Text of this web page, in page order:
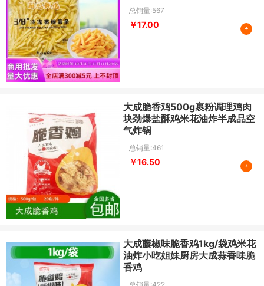
总销量:567
￥17.00 +
大成脆香鸡500g裹粉调理鸡肉
块劲爆盐酥鸡米花油炸半成品空
气炸锅
总销量:461
￥16.50 +
大成藤椒味脆香鸡1kg/袋鸡米花
油炸小吃姐妹厨房大成蒜香味脆
香鸡